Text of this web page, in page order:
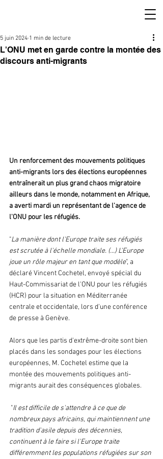
L'ONU met en garde contre la montée des
discours anti-migrants
5 juin 2024 1 min de lecture
Un renforcement des mouvements politiques
anti-migrants lors des élections européennes
entraînerait un plus grand chaos migratoire
ailleurs dans le monde, notamment en Afrique,
a averti mardi un représentant de l'agence de
l'ONU pour les réfugiés.
"La manière dont l'Europe traite ses réfugiés
est scrutée à l'échelle mondiale. (...) L'Europe
joue un rôle majeur en tant que modèle", a
déclaré Vincent Cochetel, envoyé spécial du
Haut-Commissariat de l'ONU pour les réfugiés
(HCR) pour la situation en Méditerranée
centrale et occidentale, lors d'une conférence
de presse à Genève.
Alors que les partis d'extrême-droite sont bien
placés dans les sondages pour les élections
européennes, M. Cochetel estime que la
montée des mouvements politiques anti-
migrants aurait des conséquences globales.
"Il est difficile de s'attendre à ce que de
nombreux pays africains, qui maintiennent une
tradition d'asile depuis des décennies,
continuent à le faire si l'Europe traite
différemment les populations réfugiées sur son